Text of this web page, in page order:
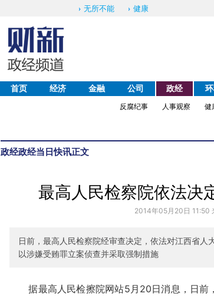
无所不能 健康
首页 经济 金融 公司 政经
反腐纪事
人事观察 健
政经政经当日快讯正文
最高人民检察院依法决
2014年05月20日 11:50
日前，最高人民检察院经审查决定，依法对江西省人
以涉嫌受贿罪立案侦查并采取强制措施
据最高人民检擦院网站5月20日消息，日前